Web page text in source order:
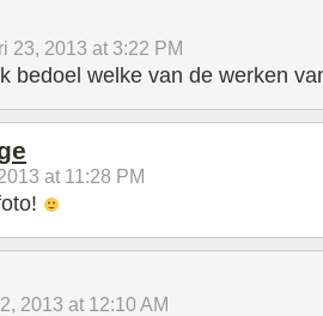
23, 2013 at 3:22 PM
bedoel welke van de werken
at 11:28 PM
2013 at 12:10 AM